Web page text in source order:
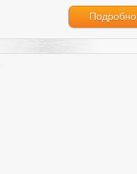
Подробно